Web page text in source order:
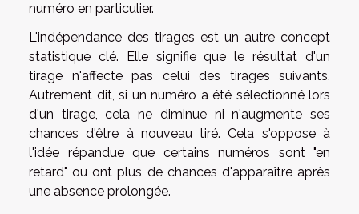
numéro en particulier.
L'indépendance des tirages est un autre concept
statistique clé. Elle signifie que le résultat d'un
tirage n'affecte pas celui des tirages suivants.
Autrement dit, si un numéro a été sélectionné lors
d'un tirage, cela ne diminue ni n'augmente ses
chances d'être à nouveau tiré. Cela s'oppose à
l'idée répandue que certains numéros sont "en
retard" ou ont plus de chances d'apparaître après
une absence prolongée.